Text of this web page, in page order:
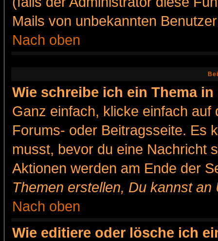
Mails von unbekannten
Nach oben
Wie schreibe ich ein Thema
Ganz einfach, klicke einfach
Forums- oder Beitragsseite. Es
musst, bevor du eine Nachricht
Aktionen werden am Ende der
Themen erstellen, Du kannst
Nach oben
Wie editiere oder lösche ich